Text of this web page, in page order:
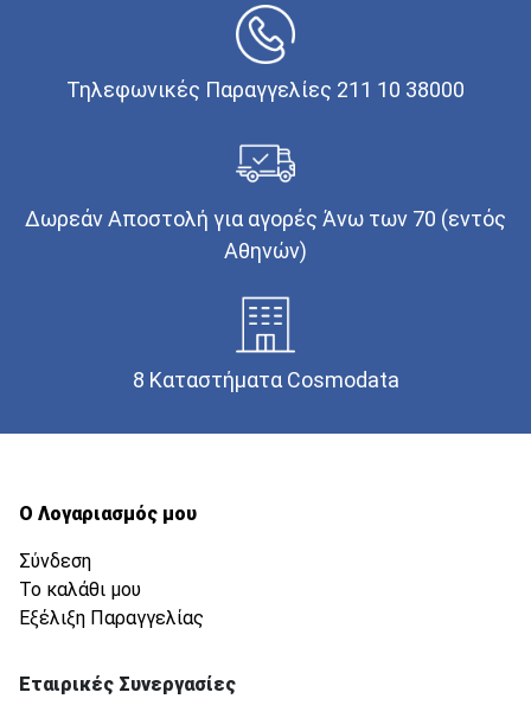
Τηλεφωνικές Παραγγελίες 211 10 38000
Δωρεάν Αποστολή για αγορές Άνω των 70 (εντός
Αθηνών)
8 Καταστήματα Cosmodata
Ο Λογαριασμός μου
Σύνδεση
Το καλάθι μου
Εξέλιξη Παραγγελίας
Εταιρικές Συνεργασίες